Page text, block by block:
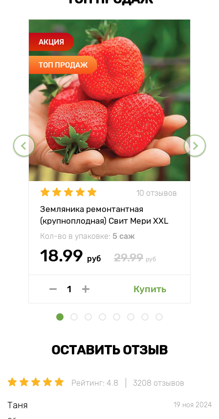
АКЦИЯ
ТОП ПРОДАЖ
10 отзывов
Земляника ремонтантная
(крупноплодная) Свит Мери XXL
Кол-во в упаковке: 5 саж
18.99 руб 29.99 руб
Купить
ОСТАВИТЬ ОТЗЫВ
Рейтинг: 4.8 3208 отзывов
Таня 19 ноя 2024